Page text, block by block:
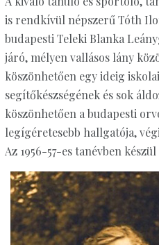
is rendkívül népszerű Tóth
budapesti Teleki Blanka
járó, mélyen vallásos lány
köszönhetően egy ideig
segítőkészségének és sok
köszönhetően a budapesti
legígéretesebb hallgatója,
Az 1956-57-es tanévben